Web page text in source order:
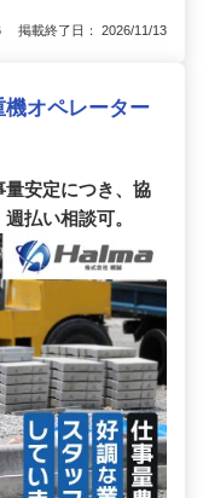
掲載終了日： 2026/11/13
オペレーター
量安定につき、協
払い相談可。